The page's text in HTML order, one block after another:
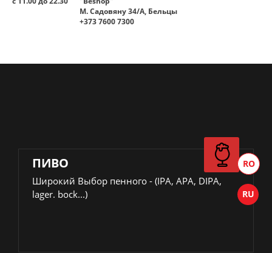
M. Садовяну 34/A, Бельцы
+373 7600 7300
ПИВО
Широкий Выбор пенного - (IPA, APA, DIPA,
lager. bock...)